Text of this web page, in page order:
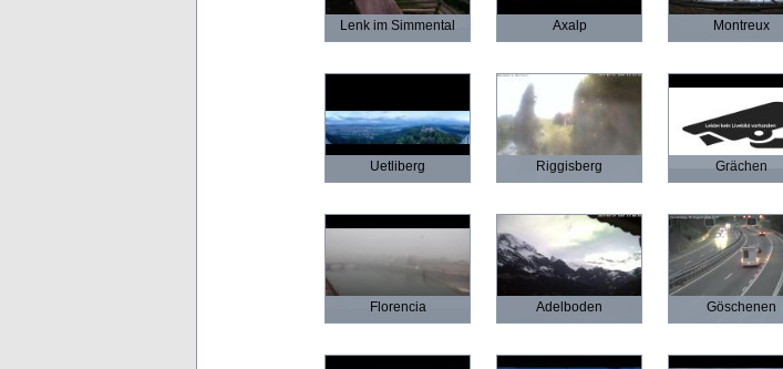
Lenk im Simmental Axalp Montreux
Uetliberg Riggisberg Grächen
Florencia Adelboden Göschenen